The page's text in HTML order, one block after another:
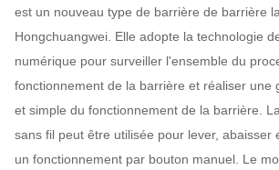
est un nouveau type de barrière de barrière
Hongchuangwei. Elle adopte la technologie
numérique pour surveiller l'ensemble du
fonctionnement de la barrière et réaliser une
et simple du fonctionnement de la barrière.
sans fil peut être utilisée pour lever, abaisser
un fonctionnement par bouton manuel. Le